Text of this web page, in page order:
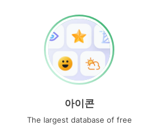
아이콘
The largest database of free